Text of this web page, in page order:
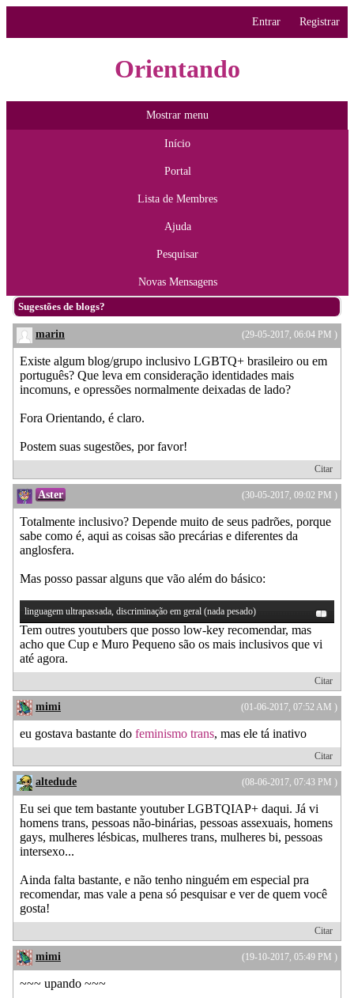
Entrar Registrar
Orientando
Mostrar menu
Início
Portal
Lista de Membres
Ajuda
Pesquisar
Novas Mensagens
Sugestões de blogs?
(29-05-2017, 06:04 PM )
marin
Existe algum blog/grupo inclusivo LGBTQ+ brasileiro ou em
português? Que leva em consideração identidades mais
incomuns, e opressões normalmente deixadas de lado?
Fora Orientando, é claro.
Postem suas sugestões, por favor!
Citar
(30-05-2017, 09:02 PM )
Aster
Totalmente inclusivo? Depende muito de seus padrões, porque
sabe como é, aqui as coisas são precárias e diferentes da
anglosfera.
Mas posso passar alguns que vão além do básico:
linguagem ultrapassada, discriminação em geral (nada pesado)
Tem outres youtubers que posso low-key recomendar, mas
acho que Cup e Muro Pequeno são os mais inclusivos que vi
até agora.
Citar
(01-06-2017, 07:52 AM )
mimi
eu gostava bastante do feminismo trans, mas ele tá inativo
Citar
(08-06-2017, 07:43 PM )
altedude
Eu sei que tem bastante youtuber LGBTQIAP+ daqui. Já vi
homens trans, pessoas não-binárias, pessoas assexuais, homens
gays, mulheres lésbicas, mulheres trans, mulheres bi, pessoas
intersexo...
Ainda falta bastante, e não tenho ninguém em especial pra
recomendar, mas vale a pena só pesquisar e ver de quem você
gosta!
Citar
(19-10-2017, 05:49 PM )
mimi
~~~ upando ~~~